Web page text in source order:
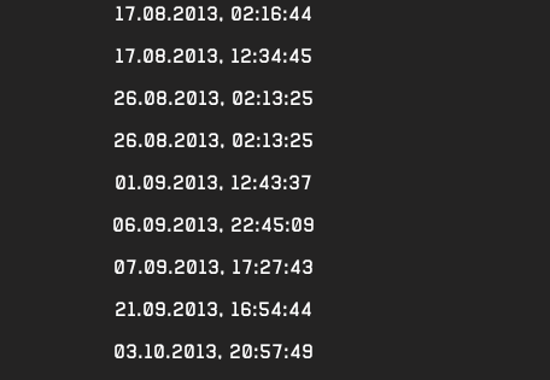
17.08.2013, 02:16:44
17.08.2013, 12:34:45
26.08.2013, 02:13:25
26.08.2013, 02:13:25
01.09.2013, 12:43:37
06.09.2013, 22:45:09
07.09.2013, 17:27:43
21.09.2013, 16:54:44
03.10.2013, 20:57:49